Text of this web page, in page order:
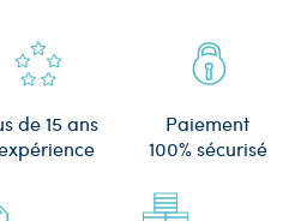
présentoirs à bijoux
plusieurs styles, tels que moderne,
pour s'harmoniser parfaitement avec
et sublimer vos collections de bijoux.
de 15 ans
Paiement
100% sécurisé